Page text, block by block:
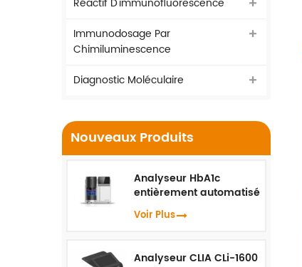
Immunodosage Par
Chimiluminescence
Diagnostic Moléculaire
Nouveaux Produits
Analyseur HbA1c
entièrement automatisé
HLC-100
Voir Plus
Analyseur CLIA CLi-1600